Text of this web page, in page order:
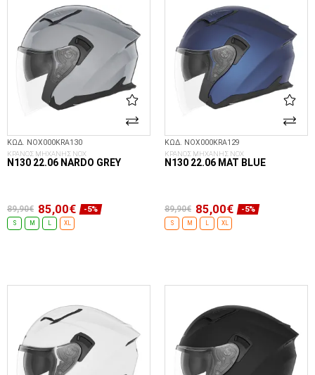
ΚΩΔ. NOX000KRA130
ΚΡΑΝΟΣ ΜΗΧΑΝΗΣ NOX
N130 22.06 NARDO GREY
89,90€ 85,00€ -5%
S M L XL
ΚΩΔ. NOX000KRA129
ΚΡΑΝΟΣ ΜΗΧΑΝΗΣ NOX
N130 22.06 MAT BLUE
89,90€ 85,00€ -5%
S M L XL